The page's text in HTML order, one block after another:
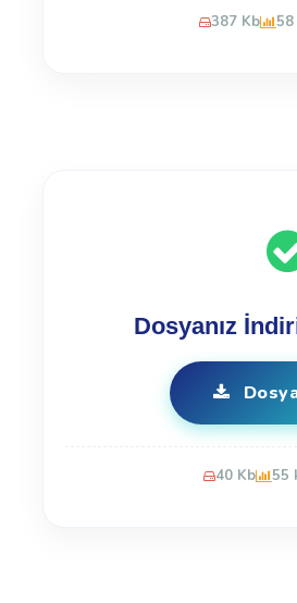
387 Kb 58
Dosyanız
40 Kb 55